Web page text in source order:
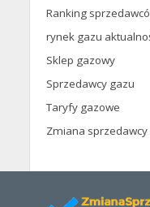
Ranking
rynek gazu
Sklep gazowy
Sprzedawcy gazu
Taryfy gazowe
Zmiana